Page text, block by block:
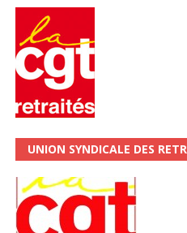
les salariéS !!!
DDCE/Télévente :
un cadeau !
UNION SYNDICALE DES